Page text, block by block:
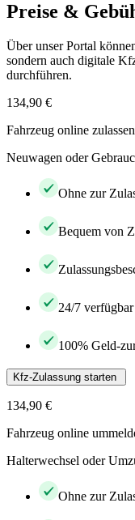
Preise &
Über unser Portal
sondern auch digitale
durchführen.
134,90 €
Fahrzeug online zulassen
Neuwagen oder
Ohne zur
Bequem von
24/7 verfügbar
100% Geld-
Kfz-Zulassung starten
134,90 €
Fahrzeug online
Halterwechsel oder
Ohne zur